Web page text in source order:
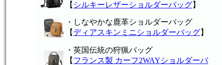
【 シルキーレザーショルダーバッグ】
・しなやかな鹿革ショルダーバッグ
【 ディアスキンミニショルダーバッグ】
・英国伝統の狩猟バッグ
【 フランス製 カーフ2WAYショルダーバ